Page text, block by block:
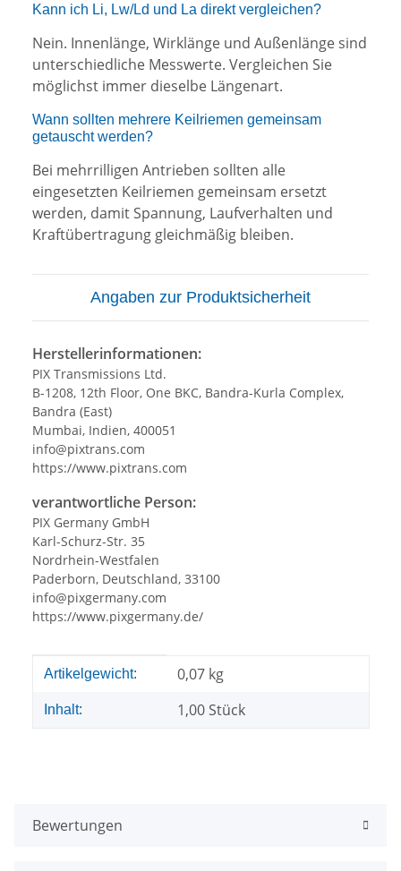
Kann ich Li, Lw/Ld und La direkt vergleichen?
Nein. Innenlänge, Wirklänge und Außenlänge sind
unterschiedliche Messwerte. Vergleichen Sie
möglichst immer dieselbe Längenart.
Wann sollten mehrere Keilriemen gemeinsam
getauscht werden?
Bei mehrrilligen Antrieben sollten alle
eingesetzten Keilriemen gemeinsam ersetzt
werden, damit Spannung, Laufverhalten und
Kraftübertragung gleichmäßig bleiben.
Angaben zur Produktsicherheit
Herstellerinformationen:
PIX Transmissions Ltd.
B-1208, 12th Floor, One BKC, Bandra-Kurla Complex,
Bandra (East)
Mumbai, Indien, 400051
info@pixtrans.com
https://www.pixtrans.com
verantwortliche Person:
PIX Germany GmbH
Karl-Schurz-Str. 35
Nordrhein-Westfalen
Paderborn, Deutschland, 33100
info@pixgermany.com
https://www.pixgermany.de/
Produkteigenschaft
Wert
Artikelgewicht: 0,07 kg
Inhalt: 1,00 Stück
Bewertungen